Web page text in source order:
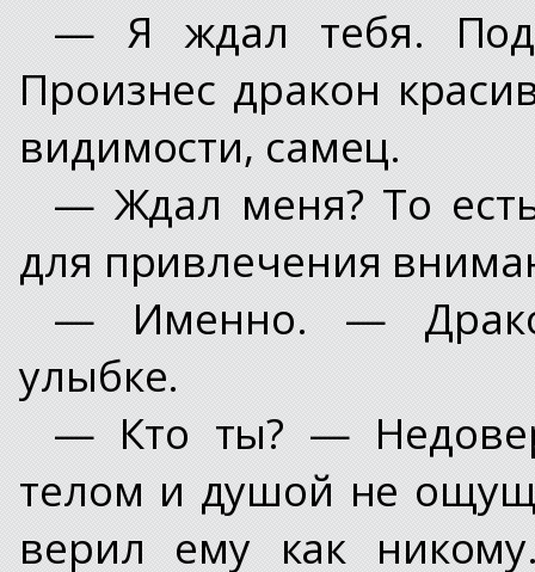
— Я ждал тебя.
Произнес дракон
видимости, самец.
— Ждал меня? То
для привлечения
— Именно. —
улыбке.
— Кто ты? —
телом и душой не
верил ему как